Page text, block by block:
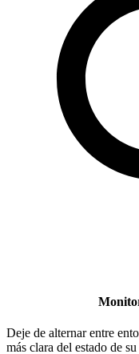
Deje de alternar entre
más clara del estado de